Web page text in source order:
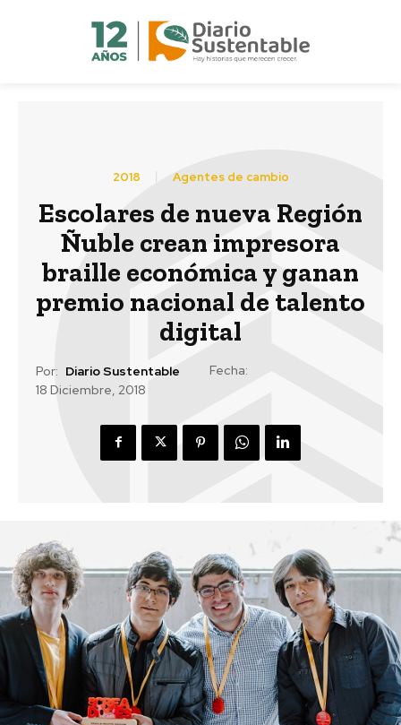
2018 Agentes de cambio
Escolares de nueva Región
Ñuble crean impresora
braille económica y ganan
premio nacional de talento
digital
Por: Diario Sustentable
Fecha:
18 Diciembre, 2018